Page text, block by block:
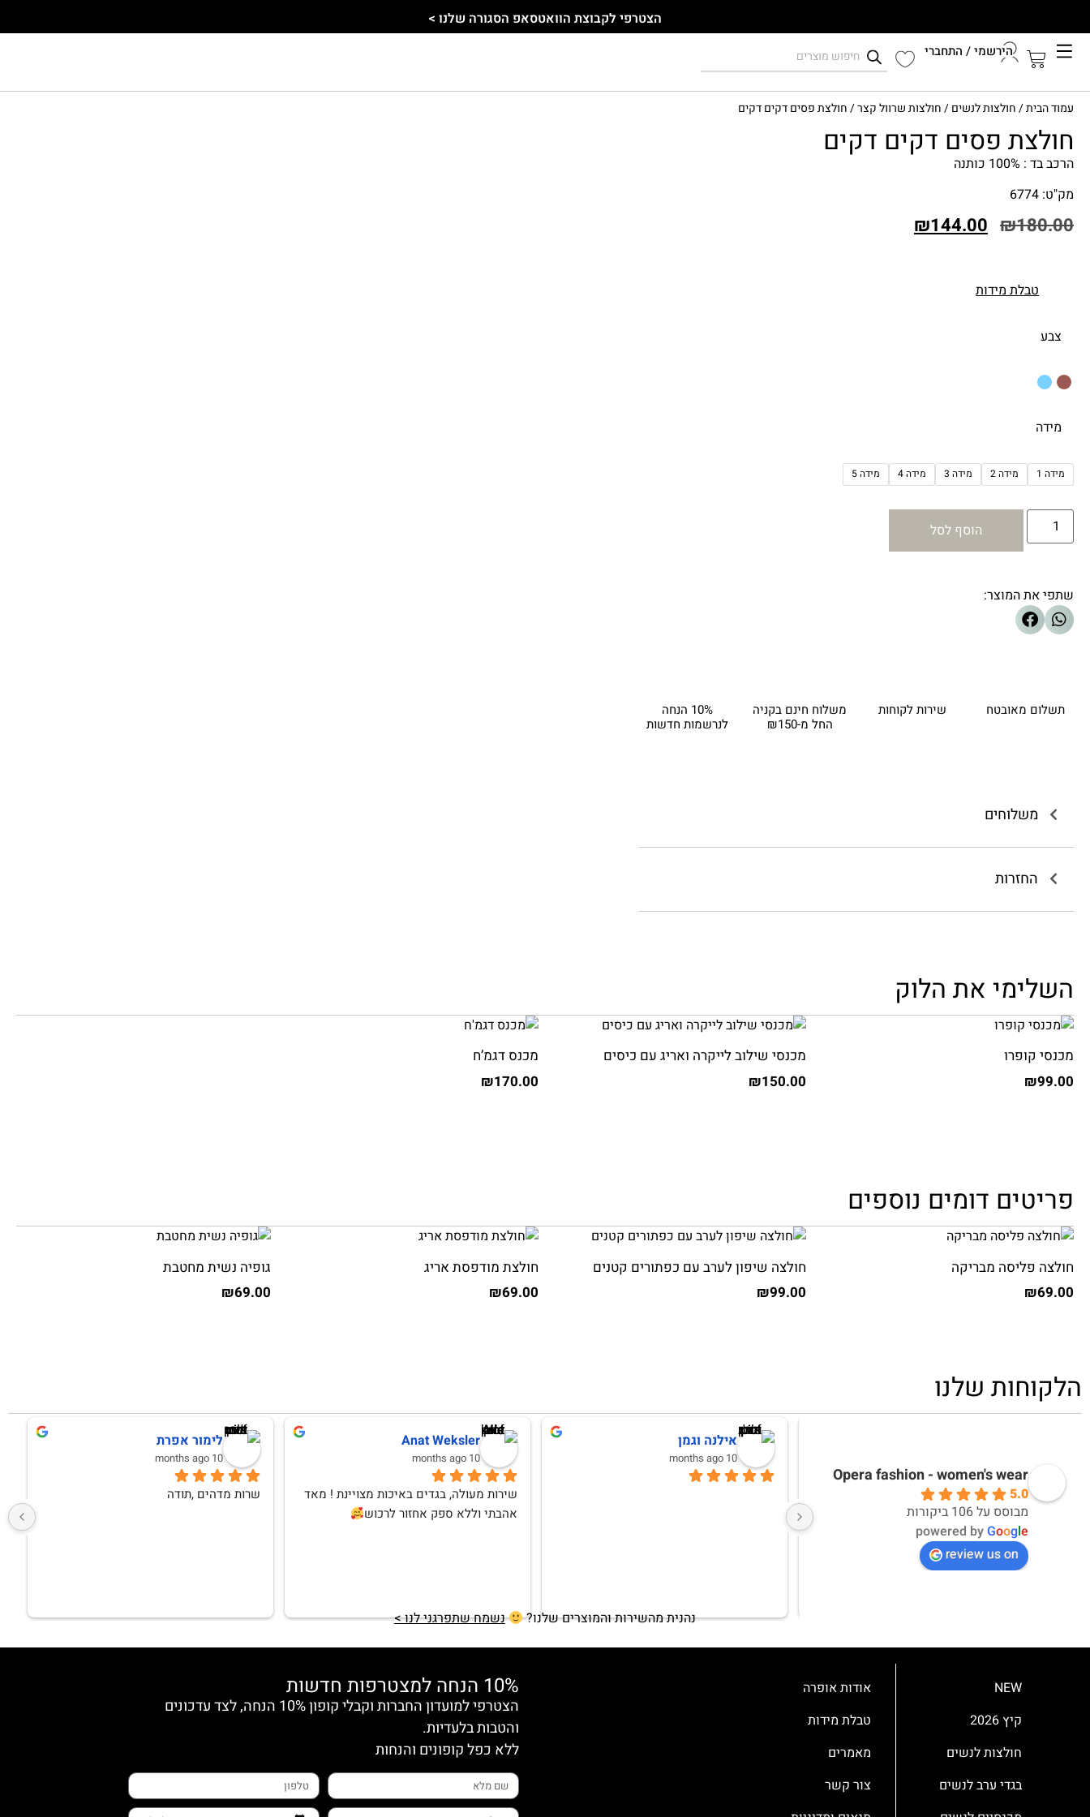
הצטרפי לקבוצת הוואטסאפ הסגורה שלנו >
הירשמי / התחברי
עמוד הבית/חולצות לנשים/חולצות שרוול קצר/ חולצת פסים דקים דקים
חולצת פסים דקים דקים
הרכב בד : 100% כותנה
מק"ט: 6774
₪180.00
₪144.00
טבלת מידות
צבע
מידה
מידה 1 מידה 2 מידה 3 מידה 4 מידה 5
הוסף לסל
שתפי את המוצר:
תשלום מאובטח שירות לקוחות
משלוח חינם בקניה
החל מ-₪150
10% הנחה
לנרשמות חדשות
משלוחים
החזרות
השלימי את הלוק
מכנסי קופרו
₪99.00
מכנסי שילוב לייקרה ואריג עם כיסים
₪150.00
מכנס דגמ’ח
₪170.00
פריטים דומים נוספים
חולצה פליסה מבריקה
₪69.00
חולצה שיפון לערב עם כפתורים קטנים
₪99.00
חולצת מודפסת אריג
₪69.00
גופיה נשית מחטבת
₪69.00
הלקוחות שלנו
Opera fashion - women's wear
5.0
מבוסס על 106 ביקורות
powered byGoogle
review us on
אחלה חוויית קנייה ואחלה מוצרים
אילנה וגמן
10 months ago
Anat Weksler
10 months ago
אהבתי וללא ספק אחזור לרכוש
לימור אפרת
10 months ago
שרות מדהים ,תודה
נהנית מהשירות והמוצרים שלנו? נשמח שתפרגני לנו >
NEW
קיץ 2026
חולצות לנשים
בגדי ערב לנשים
אודות אופרה
טבלת מידות
מאמרים
צור קשר
10% הנחה למצטרפות חדשות
הצטרפי למועדון החברות וקבלי קופון 10% הנחה, לצד עדכונים
והטבות בלעדיות.
ללא כפל קופונים והנחות